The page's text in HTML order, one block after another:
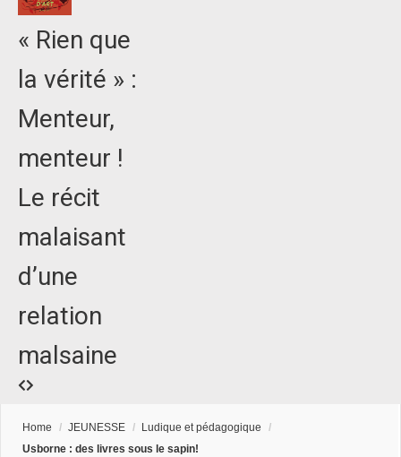
« Rien que
la vérité » :
Menteur,
menteur !
Le récit
malaisant
d’une
relation
malsaine
Home / JEUNESSE / Ludique et pédagogique
/
Usborne : des livres sous le sapin!